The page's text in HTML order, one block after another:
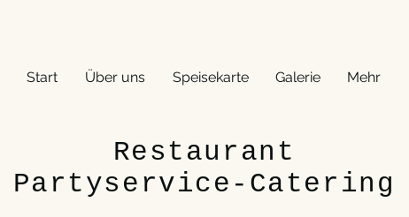
Start Über uns Speisekarte Galerie Mehr
Restaurant
Partyservice-Catering